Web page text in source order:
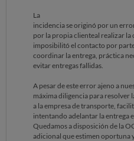
La
incidencia se originó por un
por la propia clienteal realizar
imposibilitó el contacto por
coordinar la entrega, práctica
evitar entregas fallidas.
A pesar de este error ajeno a
máxima diligencia para
a la empresa de transporte,
intentando adelantar la entrega
Quedamos a disposición de la
adicional que estimen oportuna